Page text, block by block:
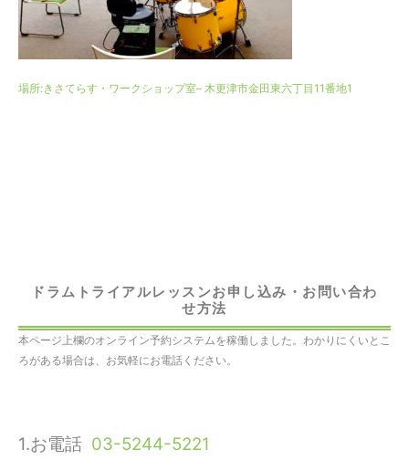
場所:きさてらす・ワークショップ室– 木更津市金田東六丁目11番地1
ドラムトライアルレッスンお申し込み・お問い合わ
せ方法
本ページ上欄のオンライン予約システムを稼働しました。わかりにくいとこ
ろがある場合は、お気軽にお電話ください。
1.お電話 03-5244-5221